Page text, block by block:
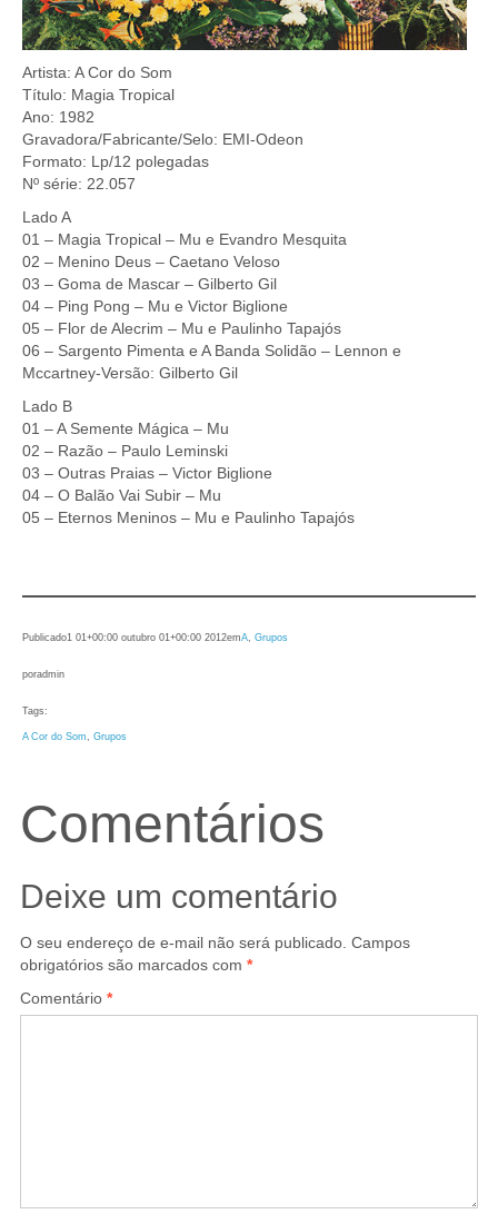
Artista: A Cor do Som
Título: Magia Tropical
Ano: 1982
Gravadora/Fabricante/Selo: EMI-Odeon
Formato: Lp/12 polegadas
Nº série: 22.057
Lado A
01 – Magia Tropical – Mu e Evandro Mesquita
02 – Menino Deus – Caetano Veloso
03 – Goma de Mascar – Gilberto Gil
04 – Ping Pong – Mu e Victor Biglione
05 – Flor de Alecrim – Mu e Paulinho Tapajós
06 – Sargento Pimenta e A Banda Solidão – Lennon e
Mccartney-Versão: Gilberto Gil
Lado B
01 – A Semente Mágica – Mu
02 – Razão – Paulo Leminski
03 – Outras Praias – Victor Biglione
04 – O Balão Vai Subir – Mu
05 – Eternos Meninos – Mu e Paulinho Tapajós
Publicado1 01+00:00 outubro 01+00:00 2012emA Grupos
poradmin
Tags:
A Cor do Som Grupos
Comentários
Deixe um comentário
O seu endereço de e-mail não será publicado. Campos
obrigatórios são marcados com *
Comentário *